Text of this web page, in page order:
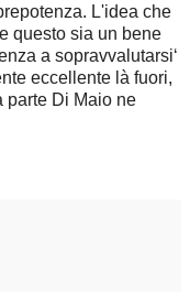
L'idea che
questo sia un bene
a sopravvalutarsi‘
eccellente là fuori,
parte Di Maio ne